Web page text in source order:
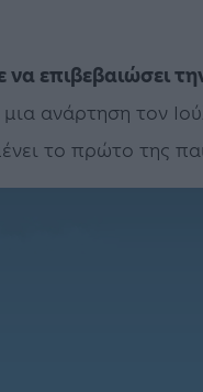
να επιβεβαιώσει
ανάρτηση τον
το πρώτο της